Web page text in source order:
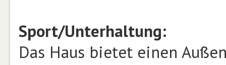
Sport/Unterhaltung:
Das Haus bietet einen